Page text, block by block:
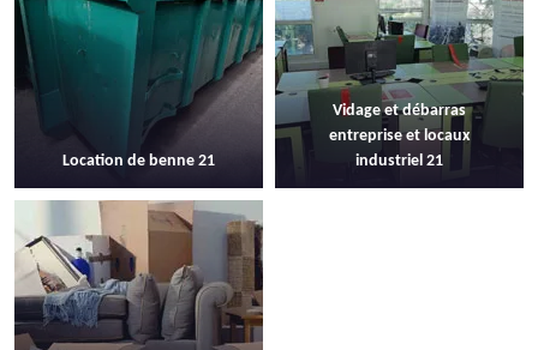
Location de benne 21
Vidage et débarras
entreprise et locaux
industriel 21